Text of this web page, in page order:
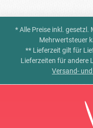
* Alle Preise inkl. gesetzl.
Mehrwertsteuer
** Lieferzeit gilt für
Lieferzeiten für andere
Versand-